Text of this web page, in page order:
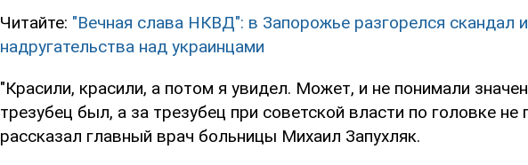
Читайте: "Вечная слава НКВД": в Запорожье разгорелся скандал
надругательства над украинцами
"Красили, красили, а потом я увидел. Может, и не понимали
трезубец был, а за трезубец при советской власти по головке не
рассказал главный врач больницы Михаил Запухляк.